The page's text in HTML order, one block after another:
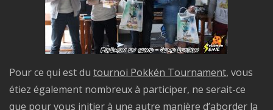
Pour ce qui est du tournoi Pokkén Tournament, vous
étiez également nombreux à participer, ne serait-ce
que pour vous initier à une autre manière d’aborder la